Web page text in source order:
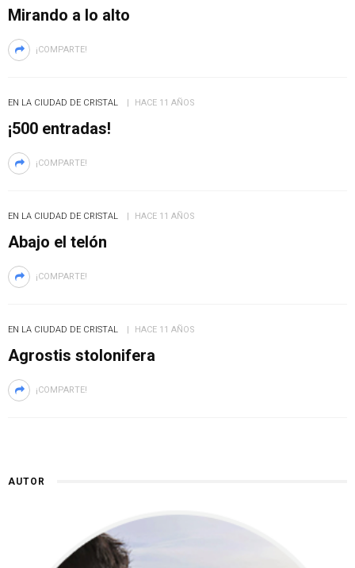
Mirando a lo alto
¡COMPARTE!
EN LA CIUDAD DE CRISTAL HACE 11 AÑOS
¡500 entradas!
¡COMPARTE!
EN LA CIUDAD DE CRISTAL HACE 11 AÑOS
Abajo el telón
¡COMPARTE!
EN LA CIUDAD DE CRISTAL HACE 11 AÑOS
Agrostis stolonifera
¡COMPARTE!
AUTOR